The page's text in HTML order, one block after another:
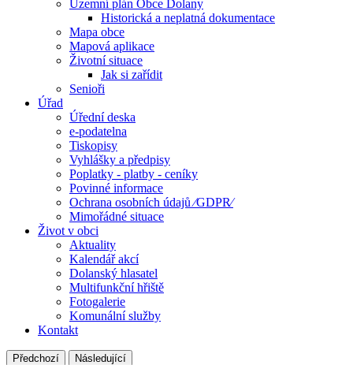
Územní plán Obce Dolany
Historická a neplatná dokumentace
Mapa obce
Mapová aplikace
Životní situace
Jak si zařídit
Senioři
Úřad
Úřední deska
e-podatelna
Tiskopisy
Vyhlášky a předpisy
Poplatky - platby - ceníky
Povinné informace
Ochrana osobních údajů ⁄GDPR⁄
Mimořádné situace
Život v obci
Aktuality
Kalendář akcí
Dolanský hlasatel
Multifunkční hřiště
Fotogalerie
Komunální služby
Kontakt
Předchozí Následující